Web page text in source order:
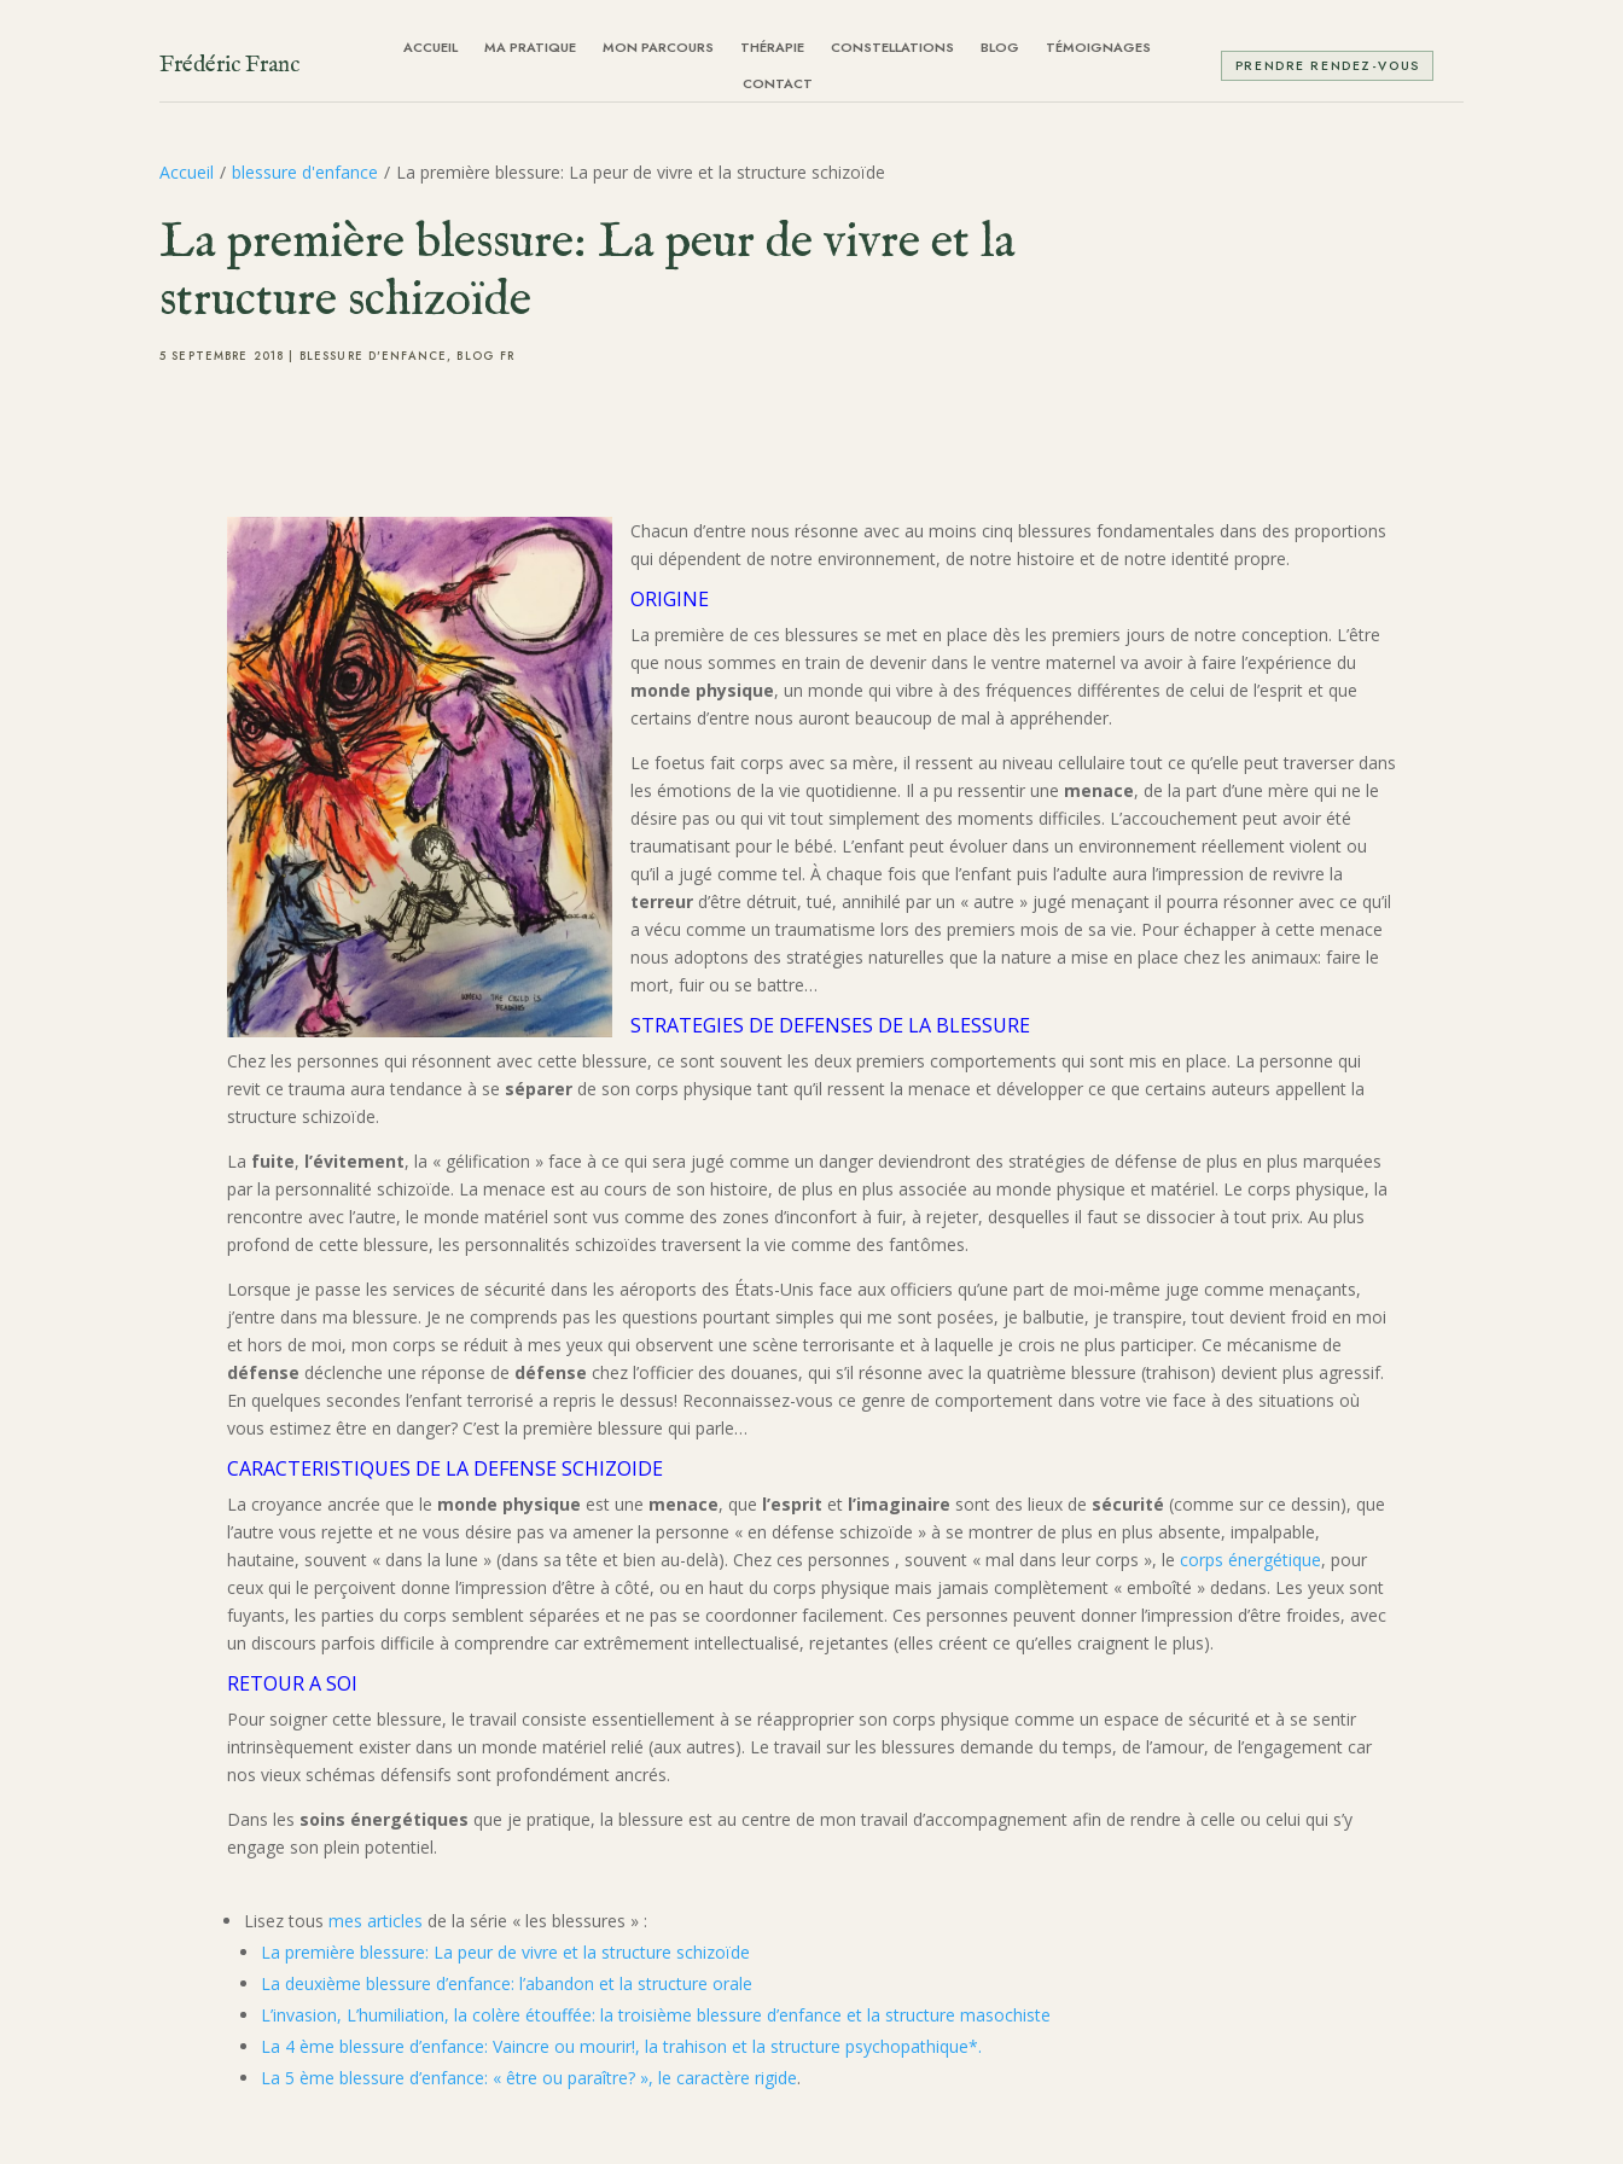
Frédéric Franc
ACCUEIL MA PRATIQUE MON PARCOURS THÉRAPIE CONSTELLATIONS BLOG
TÉMOIGNAGES
CONTACT
PRENDRE RENDEZ-VOUS
Accueil / blessure d'enfance / La première blessure: La peur de vivre et la structure schizoïde
La première blessure: La peur de vivre et la
structure schizoïde
5 SEPTEMBRE 2018 BLESSURE D'ENFANCE, BLOG FR
Chacun d’entre nous résonne avec au moins cinq blessures fondamentales dans des proportions
qui dépendent de notre environnement, de notre histoire et de notre identité propre.
ORIGINE
La première de ces blessures se met en place dès les premiers jours de notre conception. L’être
que nous sommes en train de devenir dans le ventre maternel va avoir à faire l’expérience du
monde physique, un monde qui vibre à des fréquences différentes de celui de l’esprit et que
certains d’entre nous auront beaucoup de mal à appréhender.
Le foetus fait corps avec sa mère, il ressent au niveau cellulaire tout ce qu’elle peut traverser dans
les émotions de la vie quotidienne. Il a pu ressentir une menace, de la part d’une mère qui ne le
désire pas ou qui vit tout simplement des moments difficiles. L’accouchement peut avoir été
traumatisant pour le bébé. L’enfant peut évoluer dans un environnement réellement violent ou
qu’il a jugé comme tel. À chaque fois que l’enfant puis l’adulte aura l’impression de revivre la
terreur d’être détruit, tué, annihilé par un « autre » jugé menaçant il pourra résonner avec ce qu’il
a vécu comme un traumatisme lors des premiers mois de sa vie. Pour échapper à cette menace
nous adoptons des stratégies naturelles que la nature a mise en place chez les animaux: faire le
mort, fuir ou se battre…
STRATEGIES DE DEFENSES DE LA BLESSURE
Chez les personnes qui résonnent avec cette blessure, ce sont souvent les deux premiers comportements qui sont mis en place. La personne qui
revit ce trauma aura tendance à se séparer de son corps physique tant qu’il ressent la menace et développer ce que certains auteurs appellent la
structure schizoïde.
La fuite, l’évitement, la « gélification » face à ce qui sera jugé comme un danger deviendront des stratégies de défense de plus en plus marquées
par la personnalité schizoïde. La menace est au cours de son histoire, de plus en plus associée au monde physique et matériel. Le corps physique, la
rencontre avec l’autre, le monde matériel sont vus comme des zones d’inconfort à fuir, à rejeter, desquelles il faut se dissocier à tout prix. Au plus
profond de cette blessure, les personnalités schizoïdes traversent la vie comme des fantômes.
Lorsque je passe les services de sécurité dans les aéroports des États-Unis face aux officiers qu’une part de moi-même juge comme menaçants,
j’entre dans ma blessure. Je ne comprends pas les questions pourtant simples qui me sont posées, je balbutie, je transpire, tout devient froid en moi
et hors de moi, mon corps se réduit à mes yeux qui observent une scène terrorisante et à laquelle je crois ne plus participer. Ce mécanisme de
défense déclenche une réponse de défense chez l’officier des douanes, qui s’il résonne avec la quatrième blessure (trahison) devient plus agressif.
En quelques secondes l’enfant terrorisé a repris le dessus! Reconnaissez-vous ce genre de comportement dans votre vie face à des situations où
vous estimez être en danger? C’est la première blessure qui parle…
CARACTERISTIQUES DE LA DEFENSE SCHIZOIDE
La croyance ancrée que le monde physique est une menace, que l’esprit et l’imaginaire sont des lieux de sécurité (comme sur ce dessin), que
l’autre vous rejette et ne vous désire pas va amener la personne « en défense schizoïde » à se montrer de plus en plus absente, impalpable,
hautaine, souvent « dans la lune » (dans sa tête et bien au-delà). Chez ces personnes , souvent « mal dans leur corps », le corps énergétique, pour
ceux qui le perçoivent donne l’impression d’être à côté, ou en haut du corps physique mais jamais complètement « emboîté » dedans. Les yeux sont
fuyants, les parties du corps semblent séparées et ne pas se coordonner facilement. Ces personnes peuvent donner l’impression d’être froides, avec
un discours parfois difficile à comprendre car extrêmement intellectualisé, rejetantes (elles créent ce qu’elles craignent le plus).
RETOUR A SOI
Pour soigner cette blessure, le travail consiste essentiellement à se réapproprier son corps physique comme un espace de sécurité et à se sentir
intrinsèquement exister dans un monde matériel relié (aux autres). Le travail sur les blessures demande du temps, de l’amour, de l’engagement car
nos vieux schémas défensifs sont profondément ancrés.
Dans les soins énergétiques que je pratique, la blessure est au centre de mon travail d’accompagnement afin de rendre à celle ou celui qui s’y
engage son plein potentiel.
Lisez tous mes articles de la série « les blessures » :
La première blessure: La peur de vivre et la structure schizoïde
La deuxième blessure d’enfance: l’abandon et la structure orale
L’invasion, L’humiliation, la colère étouffée: la troisième blessure d’enfance et la structure masochiste
La 4 ème blessure d’enfance: Vaincre ou mourir!, la trahison et la structure psychopathique*.
La 5 ème blessure d’enfance: « être ou paraître? », le caractère rigide.